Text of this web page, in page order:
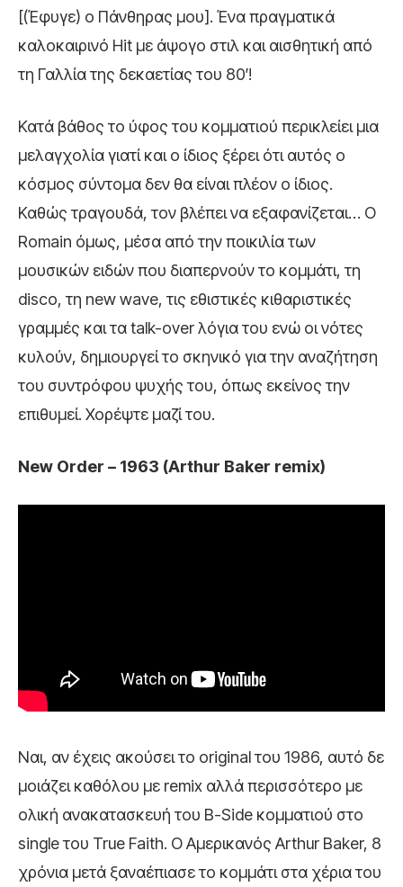
[(Έφυγε) ο Πάνθηρας μου]. Ένα πραγματικά
καλοκαιρινό Hit με άψογο στιλ και αισθητική από
τη Γαλλία της δεκαετίας του 80′!
Κατά βάθος το ύφος του κομματιού περικλείει μια
μελαγχολία γιατί και ο ίδιος ξέρει ότι αυτός ο
κόσμος σύντομα δεν θα είναι πλέον ο ίδιος.
Καθώς τραγουδά, τον βλέπει να εξαφανίζεται… Ο
Romain όμως, μέσα από την ποικιλία των
μουσικών ειδών που διαπερνούν το κομμάτι, τη
disco, τη new wave, τις εθιστικές κιθαριστικές
γραμμές και τα talk-over λόγια του ενώ οι νότες
κυλούν, δημιουργεί το σκηνικό για την αναζήτηση
του συντρόφου ψυχής του, όπως εκείνος την
επιθυμεί. Χορέψτε μαζί του.
New Order – 1963 (Arthur Baker remix)
Ναι, αν έχεις ακούσει το original του 1986, αυτό δε
μοιάζει καθόλου με remix αλλά περισσότερο με
ολική ανακατασκευή του B-Side κομματιού στο
single του True Faith. O Αμερικανός Arthur Baker, 8
χρόνια μετά ξαναέπιασε το κομμάτι στα χέρια του